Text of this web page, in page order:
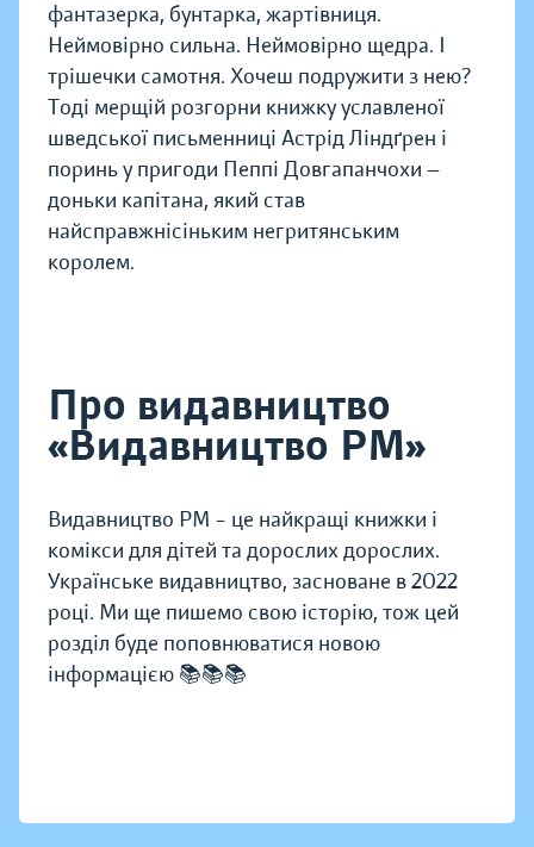
фантазерка, бунтарка, жартівниця.
Неймовірно сильна. Неймовірно щедра. І
трішечки самотня. Хочеш подружити з нею?
Тоді мерщій розгорни книжку уславленої
шведської письменниці Астрід Ліндґрен і
поринь у пригоди Пеппі Довгапанчохи —
доньки капітана, який став
найсправжнісіньким негритянським
королем.
Про видавництво
«Видавництво РМ»
Видавництво РМ – це найкращі книжки і
комікси для дітей та дорослих дорослих.
Українське видавництво, засноване в 2022
році. Ми ще пишемо свою історію, тож цей
розділ буде поповнюватися новою
інформацією 📚📚📚